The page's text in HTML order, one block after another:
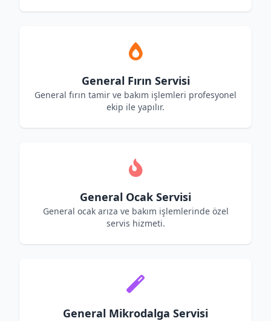
General Fırın Servisi
General fırın tamir ve bakım işlemleri profesyonel
ekip ile yapılır.
General Ocak Servisi
General ocak arıza ve bakım işlemlerinde özel
servis hizmeti.
General Mikrodalga Servisi